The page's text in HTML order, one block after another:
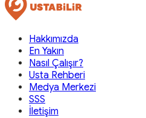
Hakkımızda
En Yakın
Nasıl Çalışır?
Usta Rehberi
Medya Merkezi
SSS
İletişim